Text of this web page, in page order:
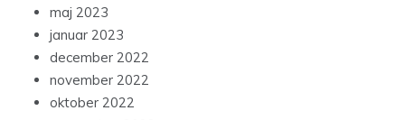
maj 2023
januar 2023
december 2022
november 2022
oktober 2022